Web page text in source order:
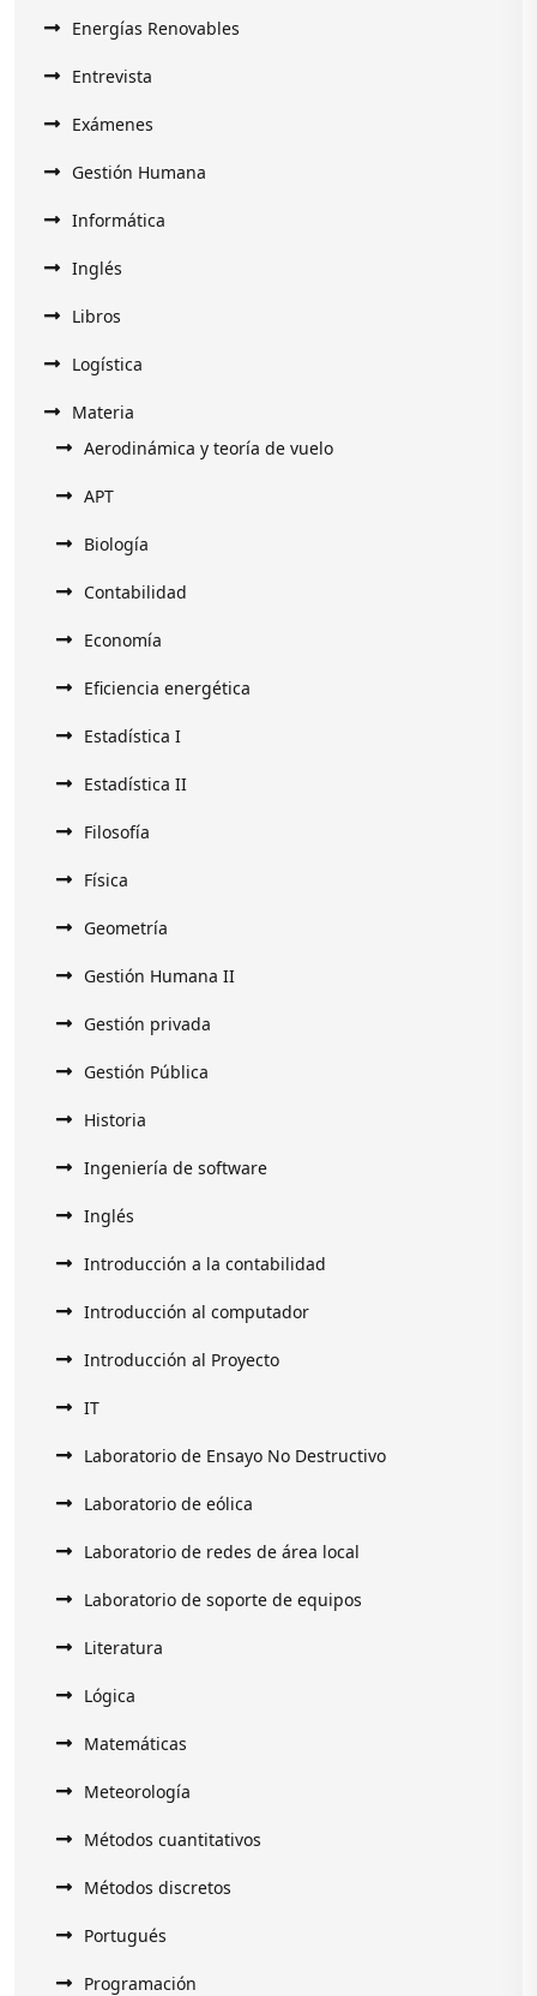
Energías Renovables
Entrevista
Exámenes
Gestión Humana
Informática
Inglés
Libros
Logística
Materia
Aerodinámica y teoría de vuelo
APT
Biología
Contabilidad
Economía
Eficiencia energética
Estadística I
Estadística II
Filosofía
Física
Geometría
Gestión Humana II
Gestión privada
Gestión Pública
Historia
Ingeniería de software
Inglés
Introducción a la contabilidad
Introducción al computador
Introducción al Proyecto
IT
Laboratorio de Ensayo No Destructivo
Laboratorio de eólica
Laboratorio de redes de área local
Laboratorio de soporte de equipos
Literatura
Lógica
Matemáticas
Meteorología
Métodos cuantitativos
Métodos discretos
Portugués
Programación